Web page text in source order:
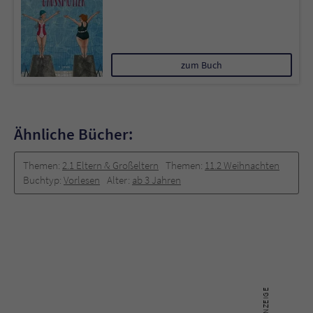
zum Buch
Ähnliche Bücher:
Themen: 2.1 Eltern & Großeltern Themen: 11.2 Weihnachten
Buchtyp: Vorlesen Alter: ab 3 Jahren